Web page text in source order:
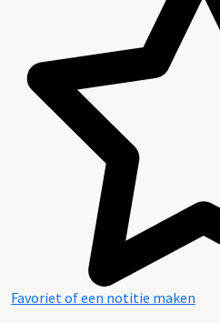
Favoriet of een notitie maken